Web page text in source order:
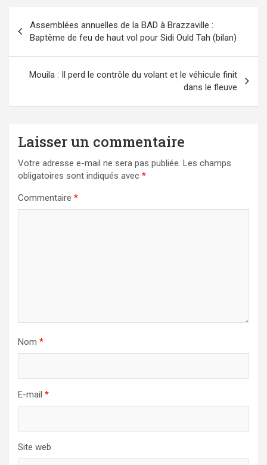
de
l’article
Assemblées annuelles de la BAD à Brazzaville :
Baptême de feu de haut vol pour Sidi Ould Tah (bilan)
Mouila : Il perd le contrôle du volant et le véhicule finit
dans le fleuve
Laisser un commentaire
Votre adresse e-mail ne sera pas publiée. Les champs
obligatoires sont indiqués avec *
Commentaire *
Nom *
E-mail *
Site web